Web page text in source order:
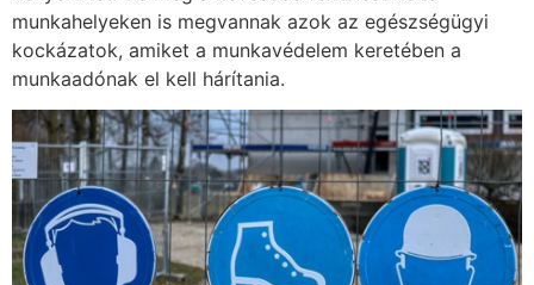
munkahelyeken is megvannak azok az egészségügyi
kockázatok, amiket a munkavédelem keretében a
munkaadónak el kell hárítania.